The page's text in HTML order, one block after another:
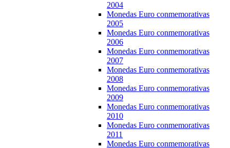
2004
Monedas Euro conmemorativas
2005
Monedas Euro conmemorativas
2006
Monedas Euro conmemorativas
2007
Monedas Euro conmemorativas
2008
Monedas Euro conmemorativas
2009
Monedas Euro conmemorativas
2010
Monedas Euro conmemorativas
2011
Monedas Euro conmemorativas